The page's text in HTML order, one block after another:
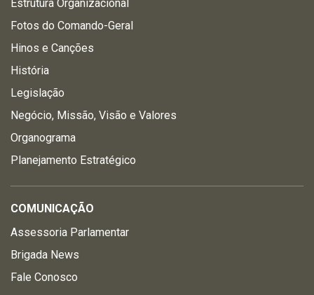
Estrutura Organizacional
Fotos do Comando-Geral
Hinos e Canções
História
Legislação
Negócio, Missão, Visão e Valores
Organograma
Planejamento Estratégico
COMUNICAÇÃO
Assessoria Parlamentar
Brigada News
Fale Conosco